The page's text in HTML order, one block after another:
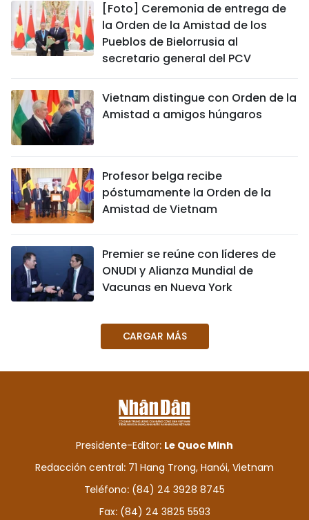
HISTORIAS MULTIMEDIA
FOTOGRAFÍA
¿QUIÉNES SOMOS?
中文
РУССКИЙ
[Foto] Ceremonia de entrega de
la Orden de la Amistad de los
Pueblos de Bielorrusia al
secretario general del PCV
Vietnam distingue con Orden de la
Amistad a amigos húngaros
Profesor belga recibe
póstumamente la Orden de la
Amistad de Vietnam
Premier se reúne con líderes de
ONUDI y Alianza Mundial de
Vacunas en Nueva York
CARGAR MÁS
Presidente-Editor: Le Quoc Minh
Redacción central: 71 Hang Trong, Hanói, Vietnam
Teléfono: (84) 24 3928 8745
Fax: (84) 24 3825 5593